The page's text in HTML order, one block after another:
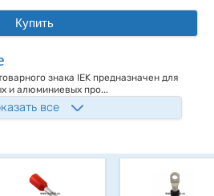
Купить
знака IEK предназначен для
и алюминиевых про...
все